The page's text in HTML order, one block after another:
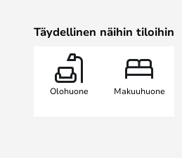
Trizo21
Trizo21
Täydellinen näihin tiloihin
Olohuone Makuuhuone